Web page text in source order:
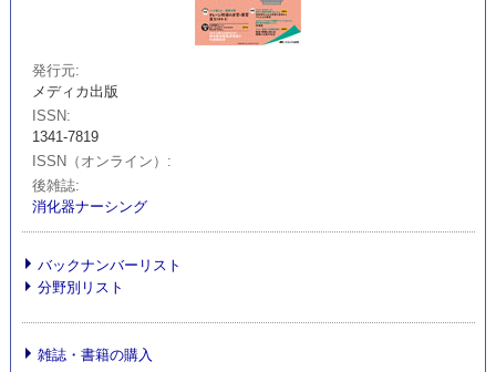
発行元
メディカ出版
ISSN
1341-7819
ISSN（オンライン）
後雑誌
消化器ナーシング
バックナンバーリスト
分野別リスト
雑誌・書籍の購入